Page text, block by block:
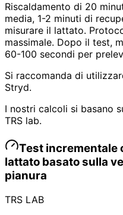
Riscaldamento di 20
media, 1-2 minuti di
misurare il lattato.
massimale. Dopo il test,
60-100 secondi per
Si raccomanda di
Stryd.
I nostri calcoli si basano
TRS lab.
Test incrementale
lattato basato sulla
pianura
TRS LAB